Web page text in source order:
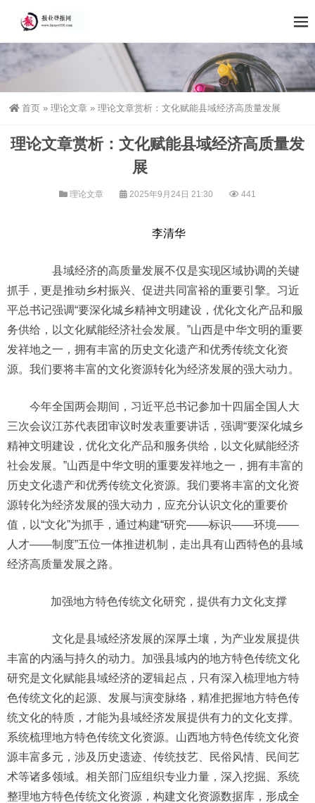
首页 » 理论文章 » 理论文章赏析：文化赋能县域经济高质量发展
理论文章赏析：文化赋能县域经济高质量发
展
理论文章 2025年9月24日 21:30 441
李清华
县域经济的高质量发展不仅是实现区域协调的关键
抓手，更是推动乡村振兴、促进共同富裕的重要引擎。习近
平总书记强调“要深化城乡精神文明建设，优化文化产品和服
务供给，以文化赋能经济社会发展。”山西是中华文明的重要
发祥地之一，拥有丰富的历史文化遗产和优秀传统文化资
源。我们要将丰富的文化资源转化为经济发展的强大动力。
今年全国两会期间，习近平总书记参加十四届全国人大
三次会议江苏代表团审议时发表重要讲话，强调“要深化城乡
精神文明建设，优化文化产品和服务供给，以文化赋能经济
社会发展。”山西是中华文明的重要发祥地之一，拥有丰富的
历史文化遗产和优秀传统文化资源。我们要将丰富的文化资
源转化为经济发展的强大动力，应充分认识文化的重要价
值，以“文化”为抓手，通过构建“研究——标识——环境——
人才——制度”五位一体推进机制，走出具有山西特色的县域
经济高质量发展之路。
加强地方特色传统文化研究，提供有力文化支撑
文化是县域经济发展的深厚土壤，为产业发展提供
丰富的内涵与持久的动力。加强县域内的地方特色传统文化
研究是文化赋能县域经济的逻辑起点，只有深入梳理地方特
色传统文化的起源、发展与演变脉络，精准把握地方特色传
统文化的特质，才能为县域经济发展提供有力的文化支撑。
系统梳理地方特色传统文化资源。山西地方特色传统文化资
源丰富多元，涉及历史遗迹、传统技艺、民俗风情、民间艺
术等诸多领域。相关部门应组织专业力量，深入挖掘、系统
整理地方特色传统文化资源，构建文化资源数据库，形成全